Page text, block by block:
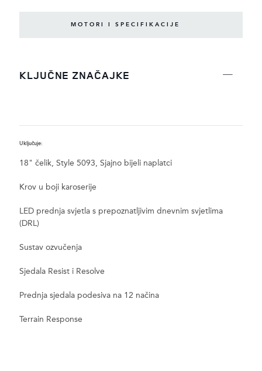
MOTORI I SPECIFIKACIJE
KLJUČNE ZNAČAJKE
Uključuje:
18" čelik, Style 5093, Sjajno bijeli naplatci
Krov u boji karoserije
LED prednja svjetla s prepoznatljivim dnevnim svjetlima
(DRL)
Sustav ozvučenja
Sjedala Resist i Resolve
Prednja sjedala podesiva na 12 načina
Terrain Response